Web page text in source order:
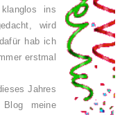
ins
wird
hab ich
erstmal
Jahres
meine